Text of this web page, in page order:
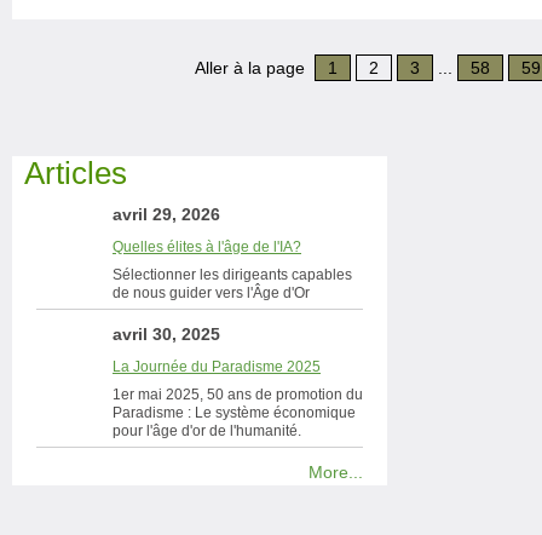
Aller à la page 1 2 3 58 59
Articles
avril 29, 2026
Quelles élites à l'âge de l'IA?
Sélectionner les dirigeants capables
de nous guider vers l'Âge d'Or
avril 30, 2025
La Journée du Paradisme 2025
1er mai 2025, 50 ans de promotion du
Paradisme : Le système économique
pour l'âge d'or de l'humanité.
More...